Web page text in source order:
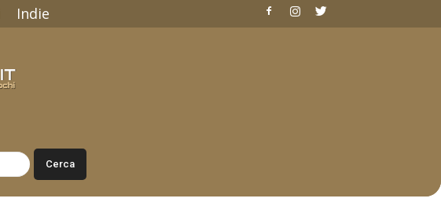
Indie